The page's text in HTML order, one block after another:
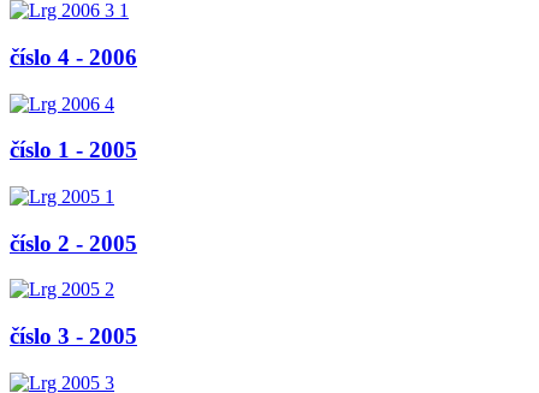
číslo 4 - 2006
číslo 1 - 2005
číslo 2 - 2005
číslo 3 - 2005